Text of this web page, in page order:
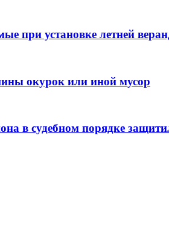
при установке летней
окурок или иной мусор
в судебном порядке